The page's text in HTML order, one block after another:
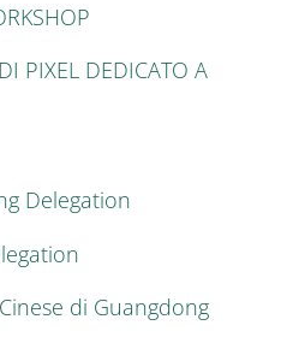
PIXEL DEDICATO A
Delegation
di Guangdong